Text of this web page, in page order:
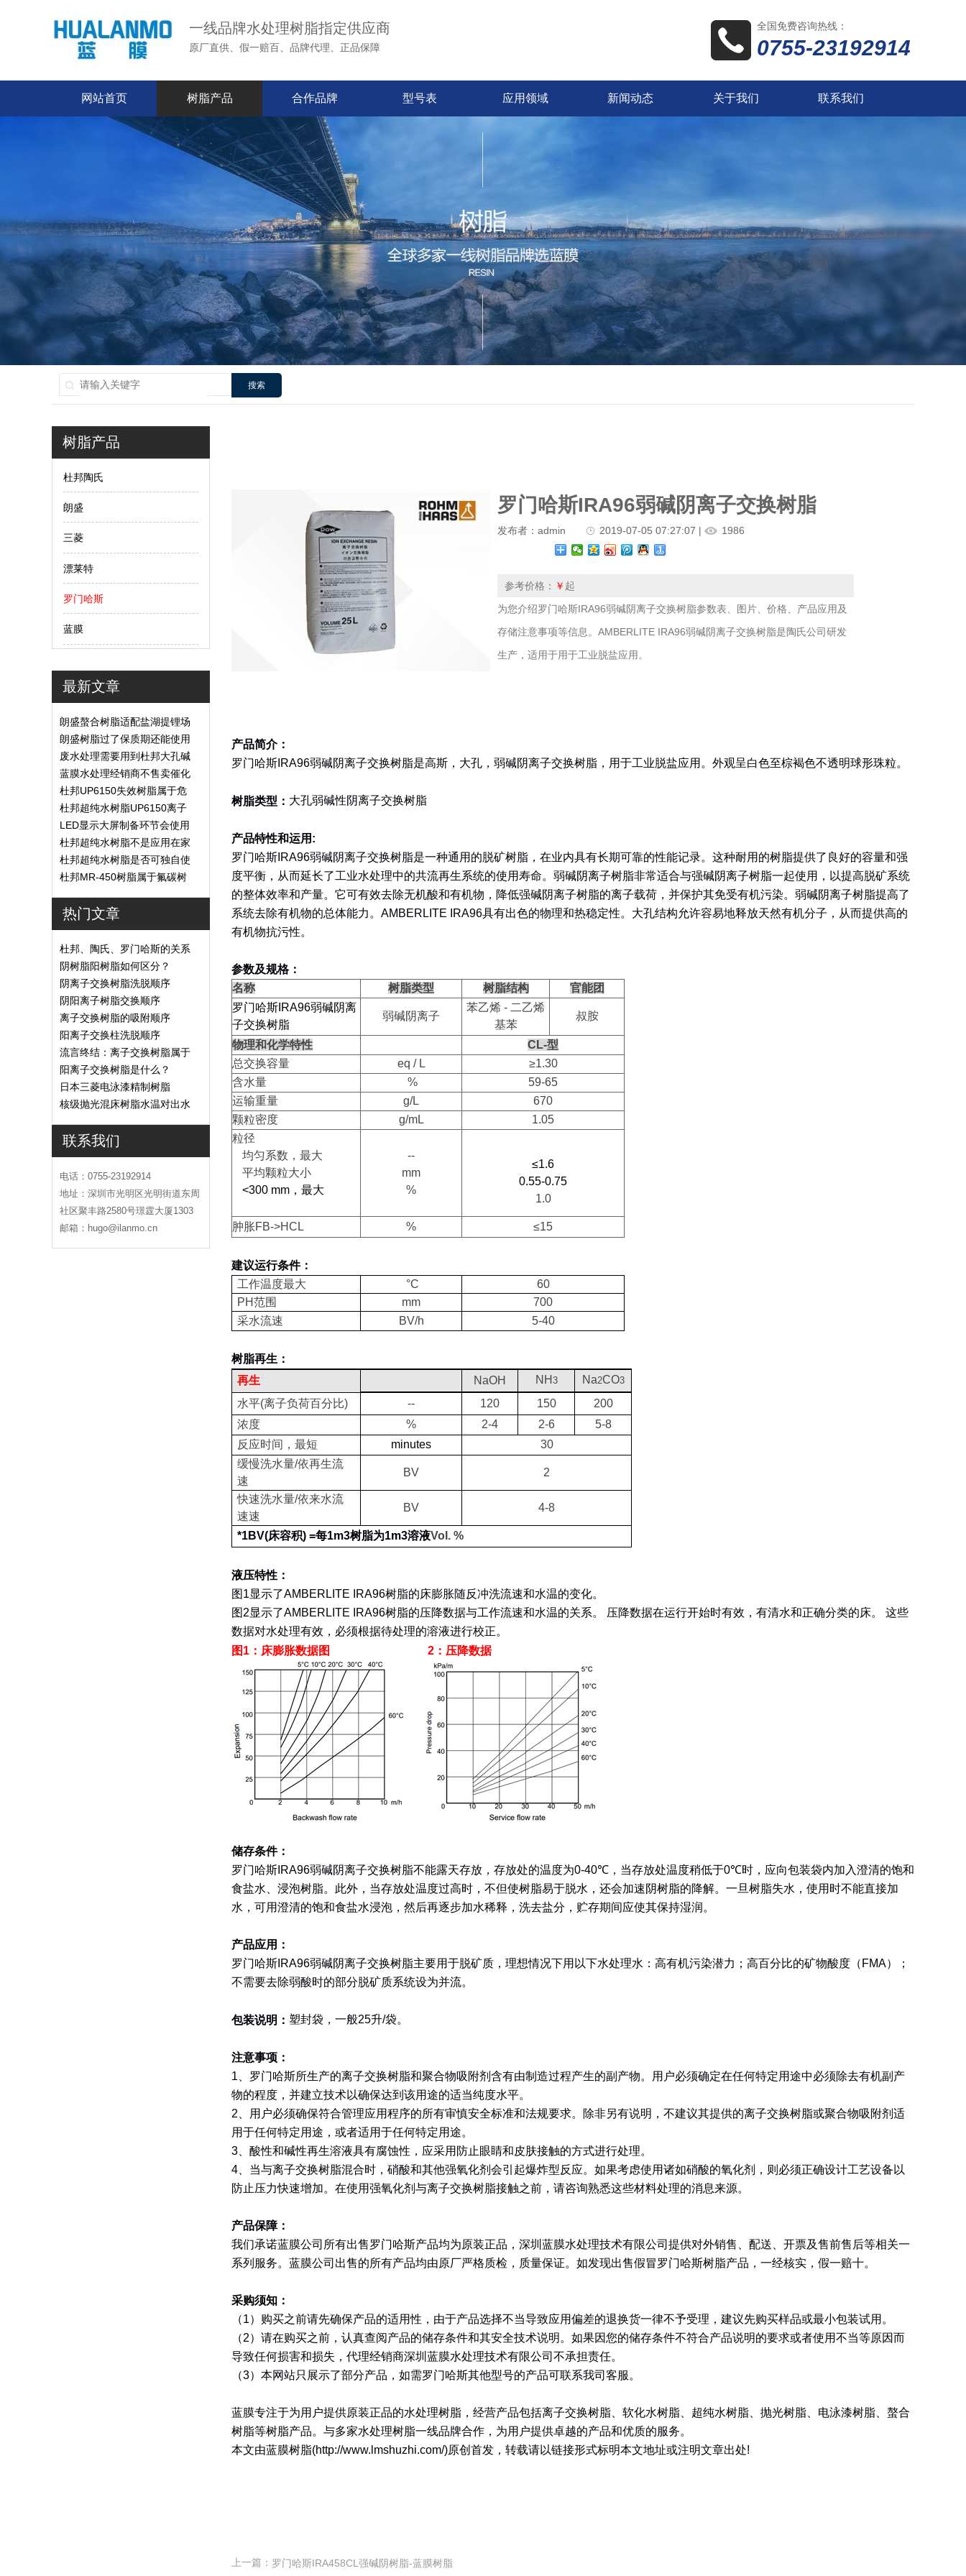
一线品牌水处理树脂指定供应商
原厂直供、假一赔百、品牌代理、正品保障
全国免费咨询热线：
0755-23192914
网站首页 树脂产品 合作品牌 型号表 应用领域 新闻动态 关于我们 联系我们
搜索
树脂产品
杜邦陶氏
朗盛
三菱
漂莱特
罗门哈斯
蓝膜
最新文章
朗盛螯合树脂适配盐湖提锂场
景吗？
朗盛树脂过了保质期还能使用
吗？
废水处理需要用到杜邦大孔碱
性树脂？
蓝膜水处理经销商不售卖催化
剂树脂
杜邦UP6150失效树脂属于危
险废弃物吗？
杜邦超纯水树脂UP6150离子
转换率高吗？
LED显示大屏制备环节会使用
到杜邦UP6040树脂吗？
杜邦超纯水树脂不是应用在家
用场景
杜邦超纯水树脂是否可独自使
用？
杜邦MR-450树脂属于氟碳树
热门文章
杜邦、陶氏、罗门哈斯的关系
阴树脂阳树脂如何区分？
阴离子交换树脂洗脱顺序
阴阳离子树脂交换顺序
离子交换树脂的吸附顺序
阳离子交换柱洗脱顺序
流言终结：离子交换树脂属于
危废吗
阳离子交换树脂是什么？
日本三菱电泳漆精制树脂
核级抛光混床树脂水温对出水
联系我们
电话：0755-23192914
地址：深圳市光明区光明街道东周
社区聚丰路2580号璟霆大厦1303
邮箱：hugo@ilanmo.cn
罗门哈斯IRA96弱碱阴离子交换树脂
发布者：admin 2019-07-05 07:27:07 | 1986
参考价格： ￥ 起
为您介绍罗门哈斯IRA96弱碱阴离子交换树脂参数表、图片、价格、产品应用及
存储注意事项等信息。AMBERLITE IRA96弱碱阴离子交换树脂是陶氏公司研发
生产，适用于用于工业脱盐应用。
产品简介：
罗门哈斯 IRA96弱碱阴离子交换树脂是高斯，大孔，弱碱阴离子交换树脂，用于工业脱盐应用。外观呈白色至棕褐色不透明球形珠粒。
树脂类型： 大孔弱碱性阴离子交换树脂
产品特性和运用 :
罗门哈斯 IRA96弱碱阴离子交换树脂是一种通用的脱矿树脂，在业内具有长期可靠的性能记录。这种耐用的树脂提供了良好的容量和强
度平衡，从而延长了工业水处理中的共流再生系统的使用寿命。弱碱阴离子树脂非常适合与强碱阴离子树脂一起使用，以提高脱矿系统
的整体效率和产量。它可有效去除无机酸和有机物，降低强碱阴离子树脂的离子载荷，并保护其免受有机污染。弱碱阴离子树脂提高了
系统去除有机物的总体能力。 AMBERLITE IRA96具有出色的物理和热稳定性。大孔结构允许容易地释放天然有机分子，从而提供高的
有机物抗污性。
参数及规格：
名称
树脂类型 树脂结构
官能团
罗门哈斯 IRA96弱碱阴离
子交换树脂
弱碱阴离子
苯乙烯 - 二乙烯
基苯
叔胺
物理和化学特性 CL-型
总交换容量
eq / L ≥1.30
含水量
%
59-65
运输重量
g/L
670
颗粒密度
g/mL
1.05
粒径
均匀系数，最大
平均颗粒大小
<300 mm ，最大
--
mm
%
≤1.6
0.55-0.75
1.0
肿胀FB->HCL % ≤15
建议运行条件：
工作温度最大
°C
60
PH范围 mm
700
采水流速
BV/h 5-40
树脂再生：
再生
NaOH NH 3 Na2CO3
水平(离子负荷百分比) -- 120 150
200
浓度
% 2-4 2-6
5-8
反应时间，最短
minutes
30
缓慢洗水量/依再生流
速
BV 2
快速洗水量/依来水流
速速
BV 4-8
*1BV(床容积) =每1m3树脂为1m3溶液Vol. %
液压特性：
图1显示了AMBERLITE IRA96树脂的床膨胀随反冲洗流速和水温的变化。
图2显示了AMBERLITE IRA96树脂的压降数据与工作流速和水温的关系。 压降数据在运行开始时有效，有清水和正确分类的床。 这些
数据对水处理有效，必须根据待处理的溶液进行校正。
图1 ：床膨胀数据图 2 ：压降数据
储存条件：
罗门哈斯 IRA96弱碱阴离子交换树脂不能露天存放，存放处的温度为0-40℃ ，当存放处温度稍低于0℃时，应向包装袋内加入澄清的饱和
食盐水、浸泡树脂。此外，当存放处温度过高时，不但使树脂易于脱水，还会加速阴树脂的降解。一旦树脂失水，使用时不能直接加
水，可用澄清的饱和食盐水浸泡，然后再逐步加水稀释，洗去盐分，贮存期间应使其保持湿润。
产品应用：
罗门哈斯 IRA96弱碱阴离子交换树脂主要用于脱矿质，理想情况下用以下水处理水： 高有机污染潜力；高百分比的矿物酸度（ FMA）；
不需要去除弱酸时的部分脱矿质系统设为并流。
包装说明： 塑封袋，一般25升/袋。
注意事项：
1 、罗门哈斯所生产的离子交换树脂和聚合物吸附剂含有由制造过程产生的副产物。用户必须确定在任何特定用途中必须除去有机副产
物的程度，并建立技术以确保达到该用途的适当纯度水平。
2 、用户必须确保符合管理应用程序的所有审慎安全标准和法规要求。除非另有说明，不建议其提供的离子交换树脂或聚合物吸附剂适
用于任何特定用途，或者适用于任何特定用途。
3 、酸性和碱性再生溶液具有腐蚀性，应采用防止眼睛和皮肤接触的方式进行处理。
4 、当与离子交换树脂混合时，硝酸和其他强氧化剂会引起爆炸型反应。如果考虑使用诸如硝酸的氧化剂，则必须正确设计工艺设备以
防止压力快速增加。在使用强氧化剂与离子交换树脂接触之前，请咨询熟悉这些材料处理的消息来源。
产品保障：
我们承诺蓝膜公司所有出售罗门哈斯产品均为原装正品，深圳蓝膜水处理技术有限公司提供对外销售、配送、开票及售前售后等相关一
系列服务。蓝膜公司出售的所有产品均由原厂严格质检，质量保证。如发现出售假冒罗门哈斯树脂产品，一经核实，假一赔十。
采购须知：
（1）购买之前请先确保产品的适用性，由于产品选择不当导致应用偏差的退换货一律不予受理，建议先购买样品或最小包装试用。
（2）请在购买之前，认真查阅产品的储存条件和其安全技术说明。如果因您的储存条件不符合产品说明的要求或者使用不当等原因而
导致任何损害和损失，代理经销商深圳蓝膜水处理技术有限公司不承担责任。
（3）本网站只展示了部分产品，如需罗门哈斯其他型号的产品可联系我司客服。
蓝膜专注于为用户提供原装正品的水处理树脂，经营产品包括离子交换树脂、软化水树脂、超纯水树脂、抛光树脂、电泳漆树脂、螯合
树脂等树脂产品。与多家水处理树脂一线品牌合作，为用户提供卓越的产品和优质的服务。
本文由蓝膜树脂(http://www.lmshuzhi.com/)原创首发，转载请以链接形式标明本文地址或注明文章出处!
上一篇： 罗门哈斯IRA458CL强碱阴树脂-蓝膜树脂